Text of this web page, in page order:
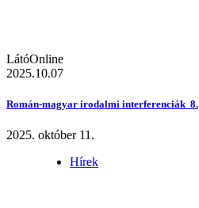
LátóOnline
2025.10.07
Román-magyar irodalmi interferenciák 8.
2025. október 11.
Hírek